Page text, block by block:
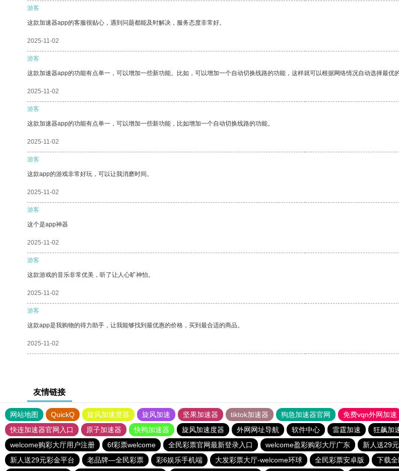
游客
这款加速器app的客服很贴心，遇到问题都能及时解决，服务态度非常好。
2025-11-02
游客
这款加速器app的功能有点单一，可以增加一些新功能。比如，可以增加一个自动切换线路的功能，这样就可以根据网络情况自动选择最优
2025-11-02
游客
这款加速器app的功能有点单一，可以增加一些新功能，比如增加一个自动切换线路的功能。
2025-11-02
游客
这款app的游戏非常好玩，可以让我消磨时间。
2025-11-02
游客
这个是app神器
2025-11-02
游客
这款游戏的音乐非常优美，听了让人心旷神怡。
2025-11-02
游客
这款app是我购物的得力助手，让我能够找到最优惠的价格，买到最合适的商品。
2025-11-02
友情链接
网站地图 QuickQ 旋风加速度器 旋风加速 坚果加速器 tiktok加速器 狗急加速器官网 免费vqn外网加速
快连加速器官网入口
原子加速器 快鸭加速器 旋风加速度器 外网网址导航 软件中心 雷霆加速 狂飙加
welcome购彩大厅用户注册
6f彩票welcome 全民彩票官网最新登录入口 welcome盈彩购彩大厅广东 新人送29
新人送29元彩金平台
老品牌—全民彩票 彩6娱乐手机端 大发彩票大厅-welcome环球 全民彩票安卓版 下载